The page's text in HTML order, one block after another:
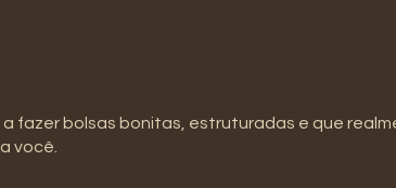
fazer bolsas bonitas, estruturadas e que
você.